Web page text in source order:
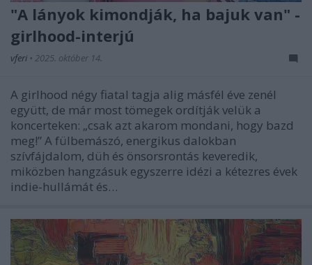
"A lányok kimondják, ha bajuk van" -
girlhood-interjú
vferi • 2025. október 14.
A girlhood négy fiatal tagja alig másfél éve zenél
együtt, de már most tömegek ordítják velük a
koncerteken: „csak azt akarom mondani, hogy bazd
meg!” A fülbemászó, energikus dalokban
szívfájdalom, düh és önsorsrontás keveredik,
miközben hangzásuk egyszerre idézi a kétezres évek
indie-hullámát és…